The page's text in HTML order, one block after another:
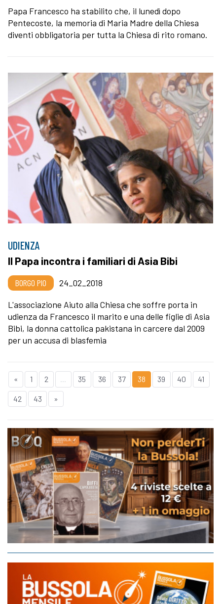
Papa Francesco ha stabilito che, il lunedì dopo
Pentecoste, la memoria di Maria Madre della Chiesa
diventi obbligatoria per tutta la Chiesa di rito romano.
UDIENZA
Il Papa incontra i familiari di Asia Bibi
BORGO PIO
24_02_2018
L'associazione Aiuto alla Chiesa che soffre porta in
udienza da Francesco il marito e una delle figlie di Asia
Bibi, la donna cattolica pakistana in carcere dal 2009
per un accusa di blasfemia
« 1 2 ... 35 36 37 38 39 40 41
42 43 »